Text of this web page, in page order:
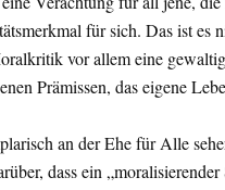
für sich. Das ist es
vor allem eine
Prämissen, das eigene
an der Ehe für Alle
dass ein